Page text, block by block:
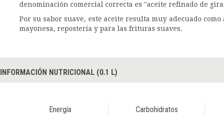
denominación comercial correcta es "aceite refinado de
Por su sabor suave, este aceite resulta muy adecuado
mayonesa, repostería y para las frituras suaves.
INFORMACIÓN NUTRICIONAL (0.1 L)
Energía Carbohidratos